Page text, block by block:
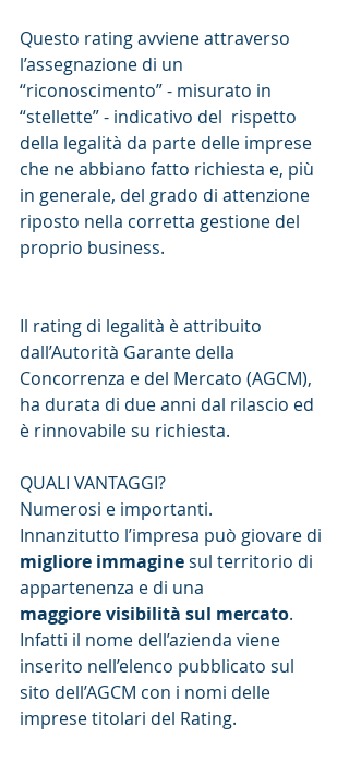
Questo rating avviene attraverso
l’assegnazione di un
“riconoscimento” - misurato in
“stellette” - indicativo del  rispetto
della legalità da parte delle imprese
che ne abbiano fatto richiesta e, più
in generale, del grado di attenzione
riposto nella corretta gestione del
proprio business.
Il rating di legalità è attribuito
dall’Autorità Garante della
Concorrenza e del Mercato (AGCM),
ha durata di due anni dal rilascio ed
è rinnovabile su richiesta.
QUALI VANTAGGI?
Numerosi e importanti.
Innanzitutto l’impresa può giovare di
migliore immagine sul territorio di
appartenenza e di una
maggiore visibilità sul mercato.
Infatti il nome dell’azienda viene
inserito nell’elenco pubblicato sul
sito dell’AGCM con i nomi delle
imprese titolari del Rating.